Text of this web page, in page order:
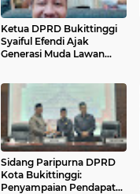
Ketua DPRD Bukittinggi
Syaiful Efendi Ajak
Generasi Muda Lawan
Sidang Paripurna DPRD
Kota Bukittinggi:
Penyampaian Pendapat